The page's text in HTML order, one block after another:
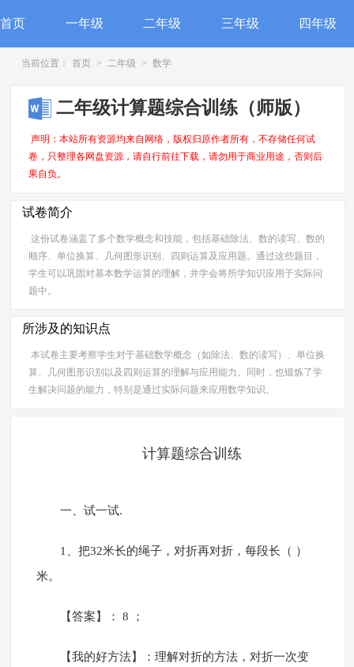
首页 一年级 二年级 三年级 四年级
当前位置： 首页 > 二年级 > 数学
二年级计算题综合训练（师版）
声明：本站所有资源均来自网络，版权归原作者所有，不存储任何试
卷，只整理各网盘资源，请自行前往下载，请勿用于商业用途，否则后
果自负。
试卷简介
这份试卷涵盖了多个数学概念和技能，包括基础除法、数的读写、数的
顺序、单位换算、几何图形识别、四则运算及应用题。通过这些题目，
学生可以巩固对基本数学运算的理解，并学会将所学知识应用于实际问
题中。
所涉及的知识点
本试卷主要考察学生对于基础数学概念（如除法、数的读写）、单位换
算、几何图形识别以及四则运算的理解与应用能力。同时，也锻炼了学
生解决问题的能力，特别是通过实际问题来应用数学知识。
计算题综合训练
一、试一试.
1、把32米长的绳子，对折再对折，每段长（ ）
米。
【答案】： 8 ；
【我的好方法】：理解对折的方法，对折一次变